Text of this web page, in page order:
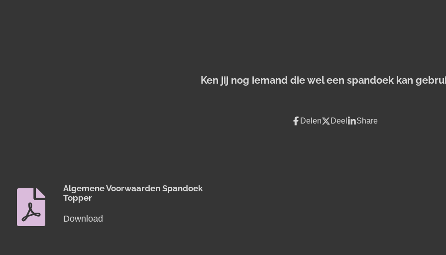
Ken jij nog iemand die wel een spandoek kan
Delen Deel Share
Algemene Voorwaarden Spandoek
Topper
Download